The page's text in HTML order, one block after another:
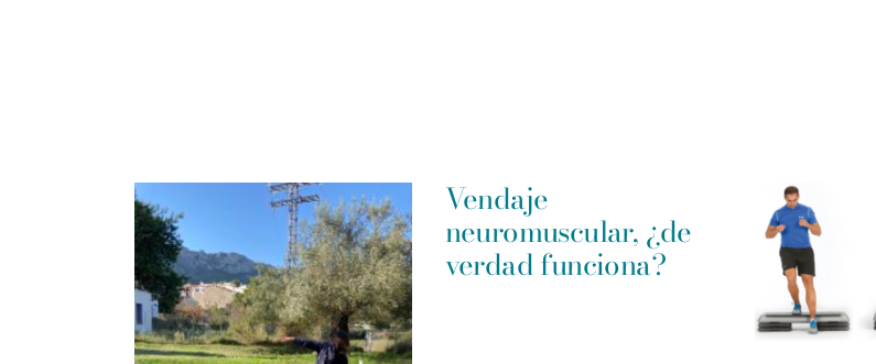
Vendaje
neuromuscular, ¿de
verdad funciona?